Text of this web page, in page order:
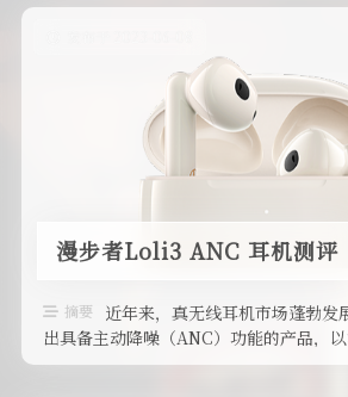
漫步者Loli3 ANC 耳机测评
摘要
近年来，真无线耳机市场蓬勃发
出具备主动降噪（ANC）功能的产品，
噪体验的更高需求。然而，大多 …